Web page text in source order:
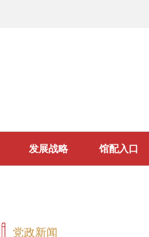
发展战略 馆配入口
党政新闻